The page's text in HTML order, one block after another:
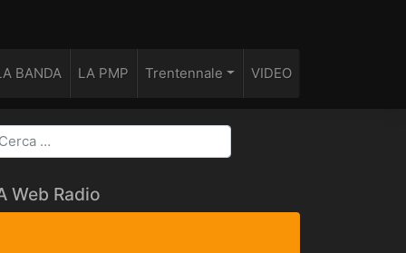
BANDA LA PMP Trentennale VIDEO
Web Radio